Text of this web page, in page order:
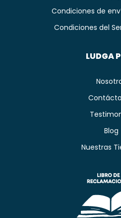
Condiciones de
Condiciones del
LUDGA
Blog
Nuestras